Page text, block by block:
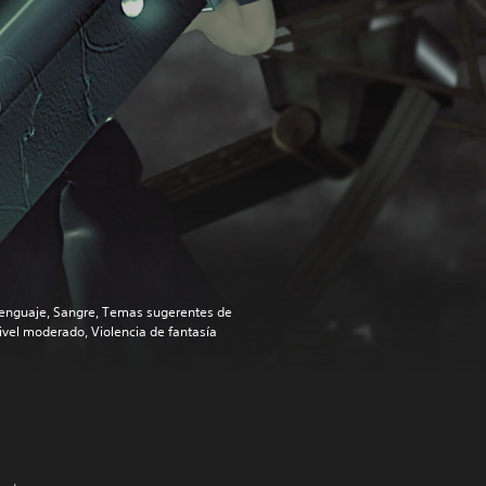
Sangre, Temas sugerentes de
moderado, Violencia de fantasía